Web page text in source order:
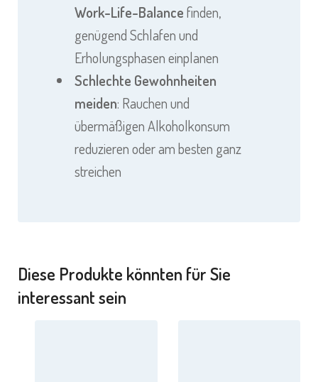
Work-Life-Balancefinden,
genügend Schlafen und
Erholungsphasen einplanen
Schlechte Gewohnheiten
meiden: Rauchen und
übermäßigen Alkoholkonsum
reduzieren oder am besten ganz
streichen
Diese Produkte könnten für Sie
interessant sein